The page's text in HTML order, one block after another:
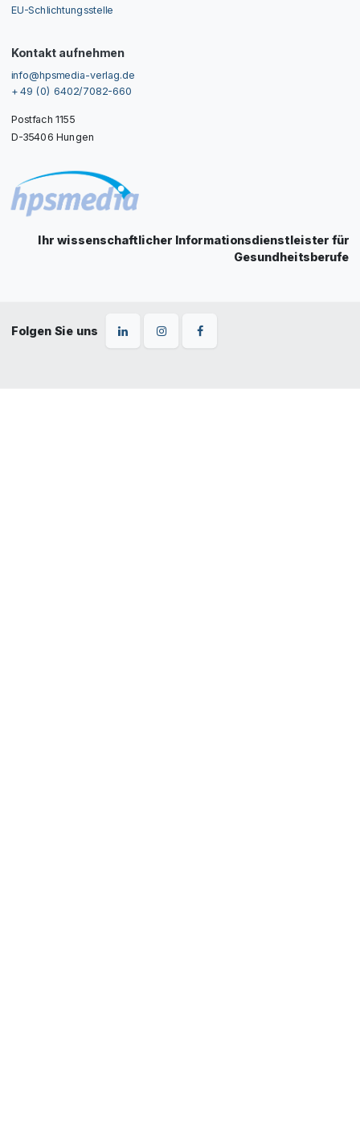
EU-Schlichtungsstelle
Kontakt aufnehmen
info@hpsmedia-verlag.de
+ 49 (0) 6402/7082-660
Postfach 1155
D-35406 Hungen
Ihr wissenschaftlicher Informationsdienstleister für
Gesundheitsberufe
Folgen Sie uns